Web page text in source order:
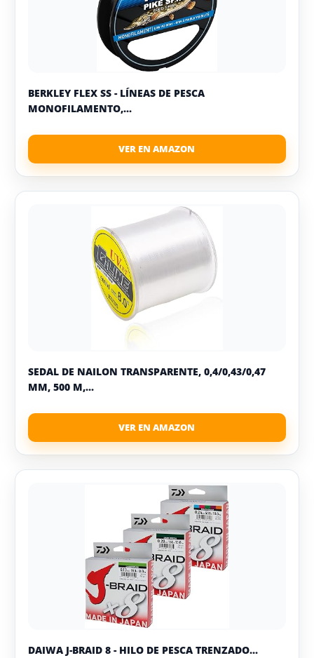
BERKLEY FLEX SS - LÍNEAS DE PESCA
MONOFILAMENTO,...
SEDAL DE NAILON TRANSPARENTE, 0,4/0,43/0,47
MM, 500 M,...
DAIWA J-BRAID 8 - HILO DE PESCA TRENZADO...